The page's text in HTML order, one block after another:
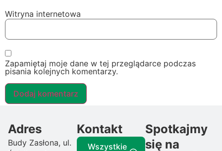
Witryna internetowa
Zapamiętaj moje dane w tej przeglądarce podczas
pisania kolejnych komentarzy.
Adres
Budy Zasłona, ul.
Kontakt
Wszystkie
Spotkajmy
się na